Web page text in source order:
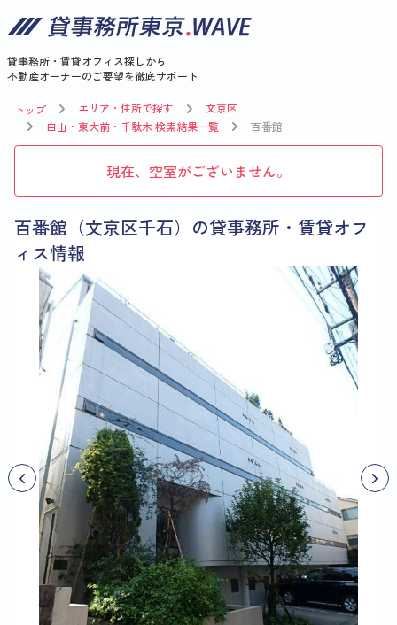
貸事務所・賃貸オフィス探しから
不動産オーナーのご要望を徹底サポート
トップ エリア・住所で探す
文京区
白山・東大前・千駄木 検索結果一覧
百番館
現在、空室がございません。
百番館（文京区千石）の貸事務所・賃貸オフ
ィス情報